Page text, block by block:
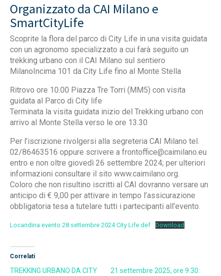
Organizzato da CAI Milano e
SmartCityLife
Scoprite la flora del parco di City Life in una visita guidata
con un agronomo specializzato a cui farà seguito un
trekking urbano con il CAI Milano sul sentiero
MilanoIncima 101 da City Life fino al Monte Stella
Ritrovo ore 10.00 Piazza Tre Torri (MM5) con visita
guidata al Parco di City life
Terminata la visita guidata inizio del Trekking urbano con
arrivo al Monte Stella verso le ore 13.30
Per l’iscrizione rivolgersi alla segreteria CAI Milano tel.
02/86463516 oppure scrivere a frontoffice@caimilano.eu
entro e non oltre giovedì 26 settembre 2024; per ulteriori
informazioni consultare il sito www.caimilano.org.
Coloro che non risultino iscritti al CAI dovranno versare un
anticipo di € 9,00 per attivare in tempo l’assicurazione
obbligatoria tesa a tutelare tutti i partecipanti all’evento.
Locandina evento 28 settembre 2024 City Life def Download
Correlati
TREKKING URBANO DA CITY
21 settembre 2025, ore 9.30: